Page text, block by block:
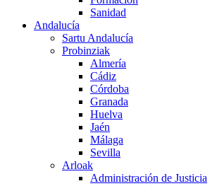
Sanidad
Andalucía
Sartu Andalucía
Probinziak
Almería
Cádiz
Córdoba
Granada
Huelva
Jaén
Málaga
Sevilla
Arloak
Administración de Justicia